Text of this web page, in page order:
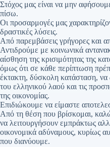
Στόχος μας είναι να μην
πίσω.
Οι προσαρμογές μας
δραστικές λύσεις.
Από παρεμβάσεις γρήγορες και
Αντιδρούμε με κοινωνικά
αίσθηση της κρισιμότητας της
όμως ότι σε κάθε περίπτωση
έκτακτη, δύσκολη κατάσταση, να
του ελληνικού λαού και τις
της οικονομίας.
Επιδιώκουμε να είμαστε
Από τη θέση που βρίσκομαι,
να λειτουργήσουν εμπράκτως
οικονομικά αδύναμους, κυρίως
που διανύουμε.